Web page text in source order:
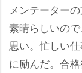
メンテーター
素晴らしいの
思い。忙しい
に励んだ。合